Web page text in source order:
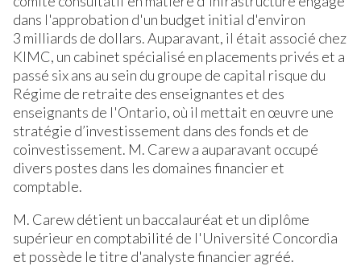
dans l'approbation d'un budget initial d'environ
3 milliards de dollars. Auparavant, il était associé chez
KIMC, un cabinet spécialisé en placements privés et a
passé six ans au sein du groupe de capital risque du
Régime de retraite des enseignantes et des
enseignants de l'Ontario, où il mettait en œuvre une
stratégie d’investissement dans des fonds et de
coinvestissement. M. Carew a auparavant occupé
divers postes dans les domaines financier et
comptable.
M. Carew détient un baccalauréat et un diplôme
supérieur en comptabilité de l'Université Concordia
et possède le titre d'analyste financier agréé.